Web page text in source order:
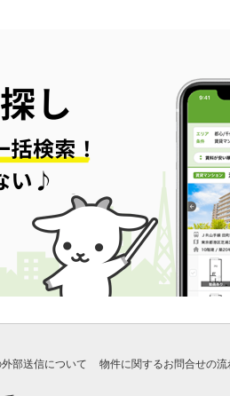
部送信について 物件に関するお問合せの流